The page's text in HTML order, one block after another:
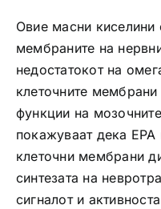
Овие масни киселини
мембраните на
недостатокот на
клеточните
функции на
покажуваат дека
клеточни мембрани
синтезата на
сигналот и